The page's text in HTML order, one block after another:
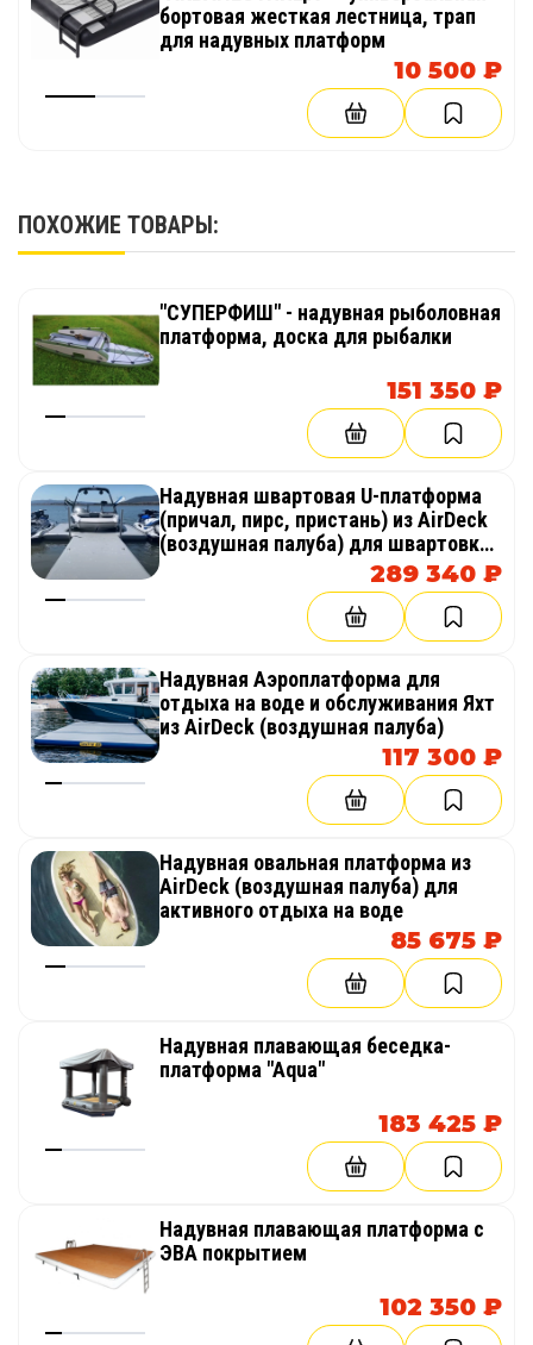
современная плавучая инфраструктура,
сочетающая причал, лаунж-пространство и
защищённую купальную зону. Он повышает
уровень сервиса, расширяет возможности
использования акватории и создаёт комфорт
бортовая жесткая лестница, трап
для надувных платформ
10 500 ₽
ПОХОЖИЕ ТОВАРЫ:
"СУПЕРФИШ" - надувная рыболовная
платформа, доска для рыбалки
151 350 ₽
Надувная швартовая U-платформа
(причал, пирс, пристань) из AirDeck
(воздушная палуба) для швартовки
289 340 ₽
Надувная Аэроплатформа для
отдыха на воде и обслуживания Яхт
из AirDeck (воздушная палуба)
117 300 ₽
Надувная овальная платформа из
AirDeck (воздушная палуба) для
активного отдыха на воде
85 675 ₽
Надувная плавающая беседка-
платформа "Aqua"
183 425 ₽
Надувная плавающая платформа с
ЭВА покрытием
102 350 ₽